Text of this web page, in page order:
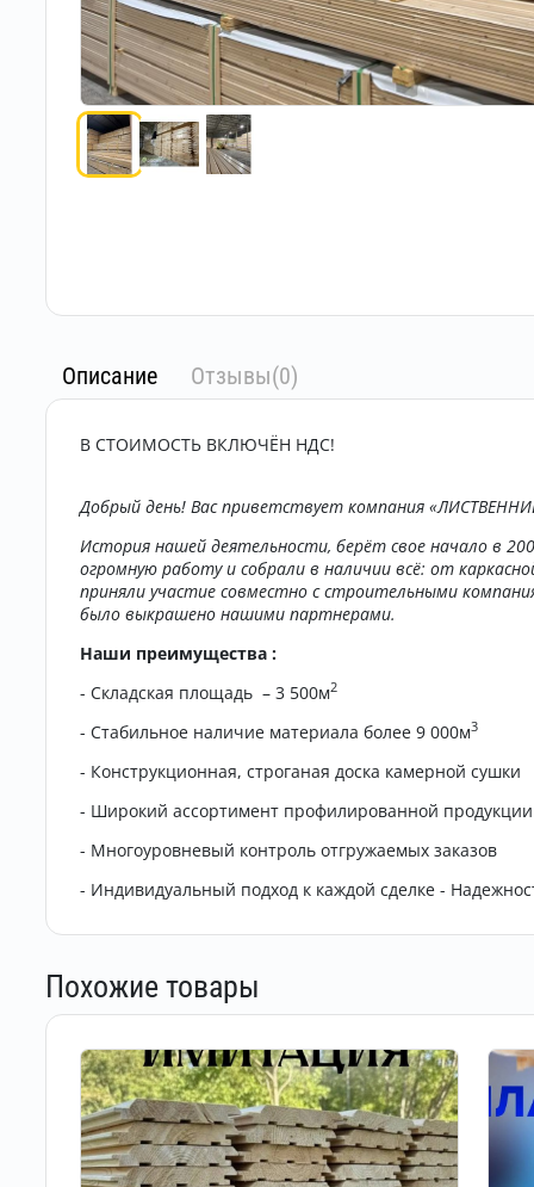
Описание Отзывы(0)
В СТОИМОСТЬ ВКЛЮЧЁН НДС!
Добрый день! Вас приветствует компания
История нашей деятельности, берёт свое начало в
огромную работу и собрали в наличии всё: от
приняли участие совместно с строительными
было выкрашено нашими партнерами.
Наши преимущества :
- Складская площадь – 3 500м2
- Стабильное наличие материала более 9 000м3
- Конструкционная, строганая доска камерной сушки
- Широкий ассортимент профилированной продукции
- Многоуровневый контроль отгружаемых заказов
- Индивидуальный подход к каждой сделке -
Похожие товары